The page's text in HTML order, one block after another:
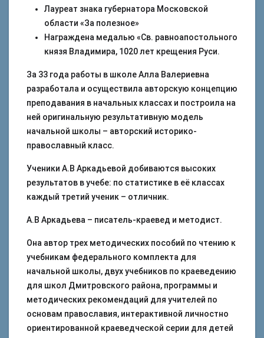
Лауреат знака губернатора Московской
области «За полезное»
Награждена медалью «Св. равноапостольного
князя Владимира, 1020 лет крещения Руси.
За 33 года работы в школе Алла Валериевна
разработала и осуществила авторскую концепцию
преподавания в начальных классах и построила на
ней оригинальную результативную модель
начальной школы – авторский историко-
православный класс.
Ученики А.В Аркадьевой добиваются высоких
результатов в учебе: по статистике в её классах
каждый третий ученик – отличник.
А.В Аркадьева – писатель-краевед и методист.
Она автор трех методических пособий по чтению к
учебникам федерального комплекта для
начальной школы, двух учебников по краеведению
для школ Дмитровского района, программы и
методических рекомендаций для учителей по
основам православия, интерактивной личностно
ориентированной краеведческой серии для детей